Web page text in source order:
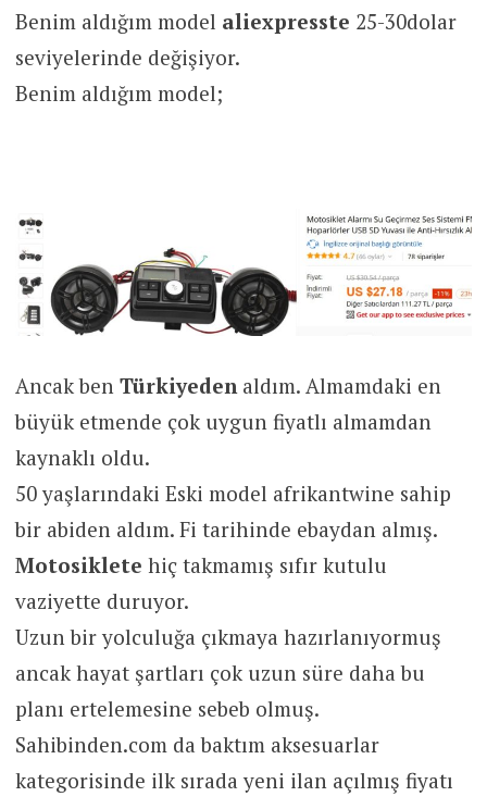
Benim aldığım model aliexpresste 25-30dolar
seviyelerinde değişiyor.
Benim aldığım model;
Ancak ben Türkiyedenaldım. Almamdaki en
büyük etmende çok uygun fiyatlı almamdan
kaynaklı oldu.
50 yaşlarındaki Eski model afrikantwine sahip
bir abiden aldım. Fi tarihinde ebaydan almış.
Motosiklete hiç takmamış sıfır kutulu
vaziyette duruyor.
Uzun bir yolculuğa çıkmaya hazırlanıyormuş
ancak hayat şartları çok uzun süre daha bu
planı ertelemesine sebeb olmuş.
Sahibinden.com da baktım aksesuarlar
kategorisinde ilk sırada yeni ilan açılmış fiyatı